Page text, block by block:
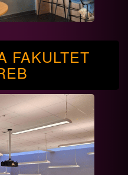
FAKULTET